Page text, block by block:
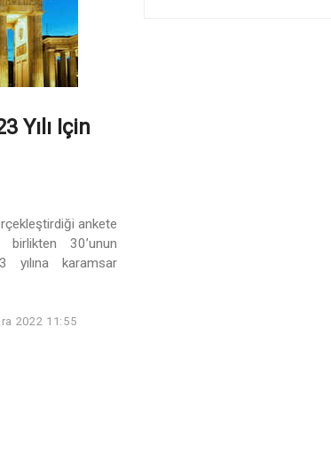
Yılı Için
ankete
30’unun
yılına karamsar
2022 11:55